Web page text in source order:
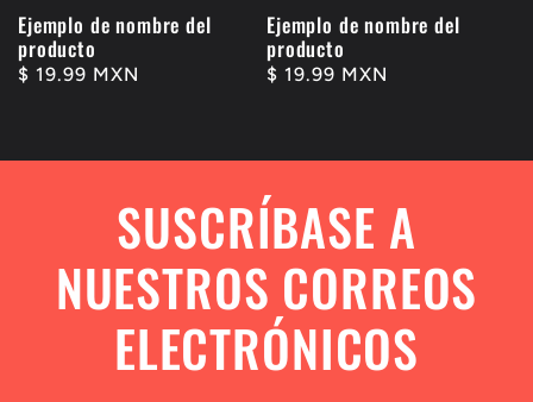
Ejemplo de nombre del
producto
Precio
$ 19.99 MXN
Ejemplo de nombre del
producto
Precio
$ 19.99 MXN
SUSCRÍBASE A
NUESTROS CORREOS
ELECTRÓNICOS